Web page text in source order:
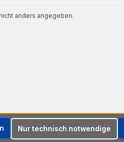
anders angegeben.
Nur technisch notwendige